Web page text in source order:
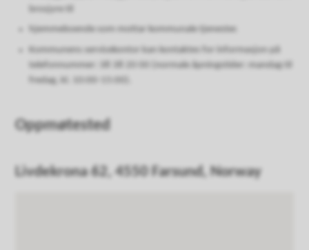
brosjyre til
Kommunens servicekontor kan kontaktes for informasjon på
telefonnummer: 38 38 20 00 (normale åpningstider: mandag til
fredag, kl. 10:00-15:00).
Oppmøtested
Livdekrona 62, 4550 Farsund, Norway